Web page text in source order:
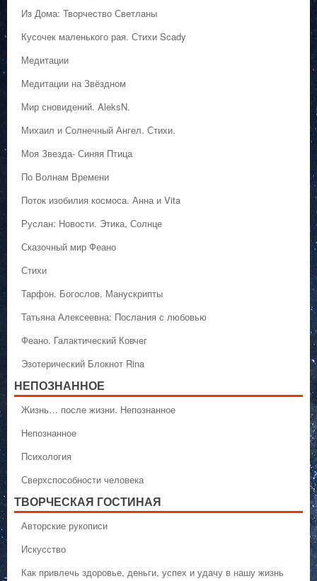
Из Дома: Творчество Светланы
Кусочек маленького рая. Стихи Scady
Медитации
Медитации на Звёздном
Мир сновидений. AleksN.
Михаил и Солнечный Ангел. Стихи.
Моя Звезда- Синяя Птица
По Волнам Времени
Поток изобилия космоса. Анна и Vita
Руслан: Новости. Этика, Солнце
Сказочный мир Феано
Стихи
Тарфон. Богослов. Манускрипты
Татьяна Алексеевна: Послания с любовью
Феано. Галактический Ковчег
Эзотерический Блокнот Rina
НЕПОЗНАННОЕ
Жизнь… после жизни. Непознанное
Непознанное
Психология
Сверхспособности человека
ТВОРЧЕСКАЯ ГОСТИНАЯ
Авторские рукописи
Искусство
Как привлечь здоровье, деньги, успех и удачу в нашу жизнь